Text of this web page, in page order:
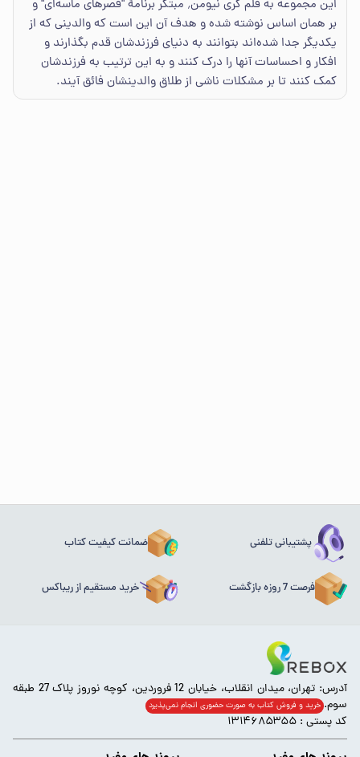
این مجموعه به قلم گری نیومن٬ مبتکر برنامهٔ "قصرهای ماسه‌ای" و
بر همان اساس نوشته شده و هدف آن این است که والدینی که از
یکدیگر جدا شده‌اند بتوانند به دنیای فرزندشان قدم بگذارند و
افکار و احساسات آنها را درک کنند و به این ترتیب به فرزندشان
کمک کنند تا بر مشکلات ناشی از طلاق والدینشان فائق آیند.
پشتیبانی تلفنی ضمانت کیفیت کتاب
فرصت 7 روزه بازگشت خرید مستقیم از ریباکس
آدرس: تهران، میدان انقلاب، خیابان 12 فروردین، کوچه نوروز پلاک 27 طبقه
سوم. خرید و فروش کتاب به صورت حضوری انجام‌ نمی‌پذیرد
کد پستی : ۱۳۱۴۶۸۵۳۵۵